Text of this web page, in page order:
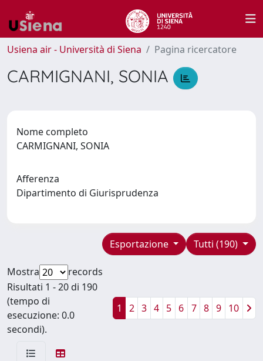
Usiena air - Università di Siena Pagina ricercatore
CARMIGNANI, SONIA
Nome completo
CARMIGNANI, SONIA
Afferenza
Dipartimento di Giurisprudenza
Tutti (190)
Esportazione
Mostra
records
Risultati 1 - 20 di 190
(tempo di
esecuzione: 0.0
secondi).
1 2 3 4 5 6 7 8 9 10